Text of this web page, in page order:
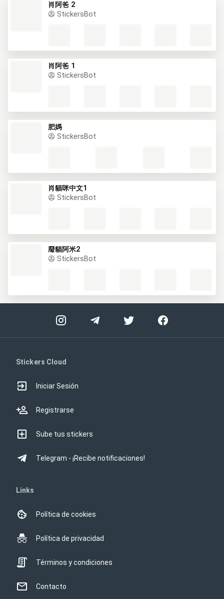
肖阿爸 2
StickersBot
肖阿爸 1
StickersBot
肥媽
StickersBot
肖貓咪中文1
StickersBot
廢貓阿米2
StickersBot
Stickers Cloud
Iniciar Sesión
Registrarse
Sube tus stickers
Telegram - ¡Recibe notificaciones!
Links
Política de cookies
Política de privacidad
Términos y condiciones
Contacto